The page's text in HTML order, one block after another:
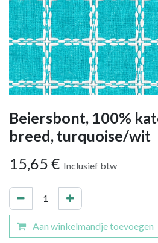
Beiersbont, 100%
breed, turquoise/wit
15,65 € Inclusief btw
Aan winkelmandje toevoegen